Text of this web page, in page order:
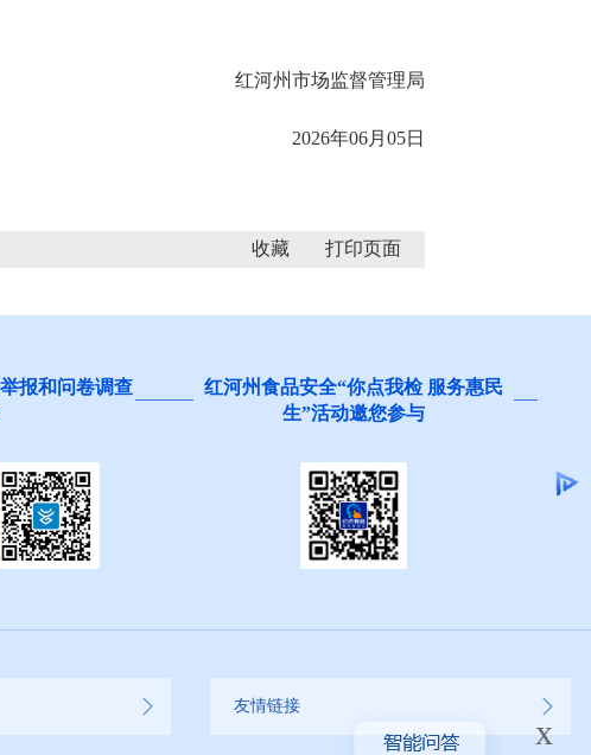
红河州市场监督管理局
2026年06月05日
收藏
报和问卷调查
红河州食品安全“你点我检 服务惠民
生”活动邀您参与
友情链接
x